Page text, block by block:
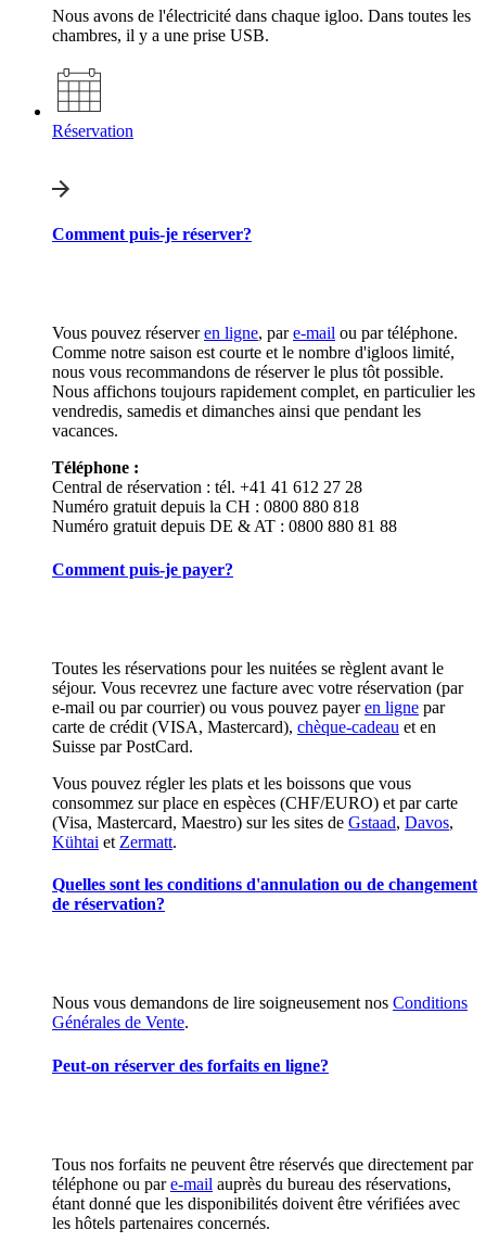
Nous avons de l'électricité dans chaque igloo. Dans toutes les
chambres, il y a une prise USB.
Réservation
Comment puis-je réserver?
Vous pouvez réserveren ligne, pare-mail ou par téléphone.
Comme notre saison est courte et le nombre d'igloos limité,
nous vous recommandons de réserver le plus tôt possible.
Nous affichons toujours rapidement complet, en particulier les
vendredis, samedis et dimanches ainsi que pendant les
vacances.
Téléphone :
Central de réservation : tél. +41 41 612 27 28
Numéro gratuit depuis la CH : 0800 880 818
Numéro gratuit depuis DE & AT : 0800 880 81 88
Comment puis-je payer?
Toutes les réservations pour les nuitées se règlent avant le
séjour. Vous recevrez une facture avec votre réservation (par
e-mail ou par courrier) ou vous pouvez payeren ligne par
carte de crédit (VISA, Mastercard), chèque-cadeau et en
Suisse par PostCard.
Vous pouvez régler les plats et les boissons que vous
consommez sur place en espèces (CHF/EURO) et par carte
(Visa, Mastercard, Maestro) sur les sites de Gstaad, Davos,
Kühtai et Zermatt.
Quelles sont les conditions d'annulation ou de changement
de réservation?
Nous vous demandons de lire soigneusement nos Conditions
Générales de Vente.
Peut-on réserver des forfaits en ligne?
Tous nos forfaits ne peuvent être réservés que directement par
téléphone ou pare-mail auprès du bureau des réservations,
étant donné que les disponibilités doivent être vérifiées avec
les hôtels partenaires concernés.